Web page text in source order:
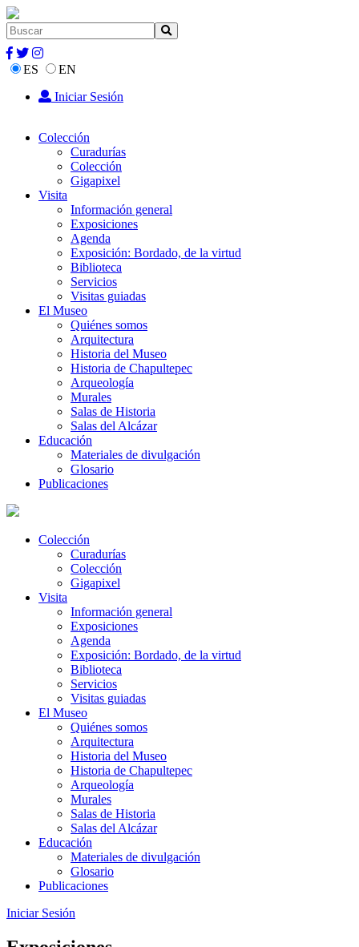
ES
EN
Iniciar Sesión
Colección
Curadurías
Colección
Gigapixel
Visita
Información general
Exposiciones
Agenda
Exposición: Bordado, de la virtud
Biblioteca
Servicios
Visitas guiadas
El Museo
Quiénes somos
Arquitectura
Historia del Museo
Historia de Chapultepec
Arqueología
Murales
Salas de Historia
Salas del Alcázar
Educación
Materiales de divulgación
Glosario
Publicaciones
Colección
Curadurías
Colección
Gigapixel
Visita
Información general
Exposiciones
Agenda
Exposición: Bordado, de la virtud
Biblioteca
Servicios
Visitas guiadas
El Museo
Quiénes somos
Arquitectura
Historia del Museo
Historia de Chapultepec
Arqueología
Murales
Salas de Historia
Salas del Alcázar
Educación
Materiales de divulgación
Glosario
Publicaciones
Iniciar Sesión